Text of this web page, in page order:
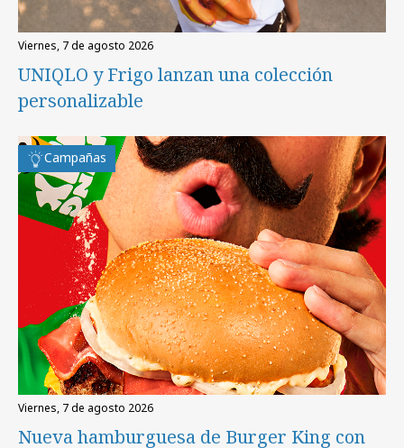
viernes, 7 de agosto 2026
UNIQLO y Frigo lanzan una colección
personalizable
Campañas
viernes, 7 de agosto 2026
Nueva hamburguesa de Burger King con